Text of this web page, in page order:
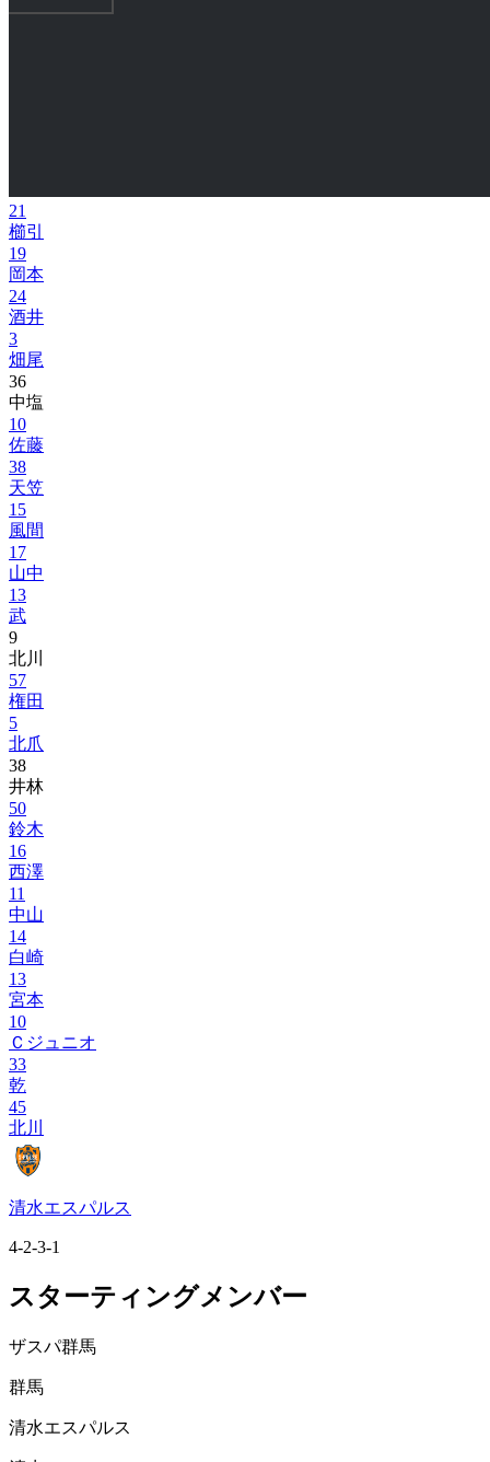
21
櫛引
19
岡本
24
酒井
3
畑尾
36
中塩
10
佐藤
38
天笠
15
風間
17
山中
13
武
9
北川
57
権田
5
北爪
38
井林
50
鈴木
16
西澤
11
中山
14
白崎
13
宮本
10
Ｃジュニオ
33
乾
45
北川
清水エスパルス
4-2-3-1
スターティングメンバー
ザスパ群馬
群馬
清水エスパルス